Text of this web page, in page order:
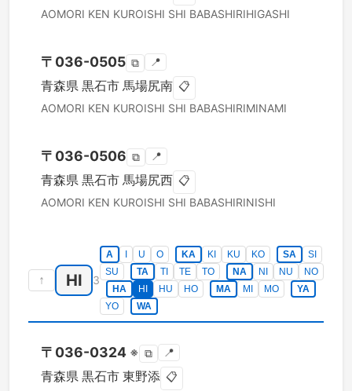
AOMORI KEN KUROISHI SHI BABASHIRIHIGASHI
〒 036-0505 ⧉ 📍
青森県 黒石市 馬場尻南 📋
AOMORI KEN KUROISHI SHI BABASHIRIMINAMI
〒 036-0506 ⧉ 📍
青森県 黒石市 馬場尻西 📋
AOMORI KEN KUROISHI SHI BABASHIRINISHI
↑ HI 3
A U O KA KI KU KO SA
SI
SU
TA TI TE TO NA NI NU
NO
HA
HI HU HO MA MI MO
YA
YO
WA
〒 036-0324 ※ ⧉ 📍
青森県 黒石市 東野添 📋